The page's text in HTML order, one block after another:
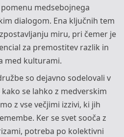
medsebojnega
dialogom. Ena ključnih tem
miru, pri čemer je
za premostitev razlik in
med kulturami.
so dejavno sodelovali v
se lahko z medverskim
z vse večjimi izzivi, ki jih
Ker se svet sooča z
potreba po kolektivni